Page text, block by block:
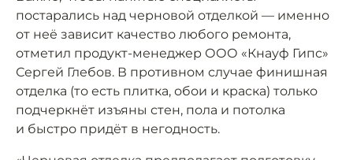
постарались над черновой отделкой — именно
от неё зависит качество любого ремонта,
отметил продукт-менеджер ООО «Кнауф Гипс»
Сергей Глебов. В противном случае финишная
отделка (то есть плитка, обои и краска) только
подчеркнёт изъяны стен, пола и потолка
и быстро придёт в негодность.